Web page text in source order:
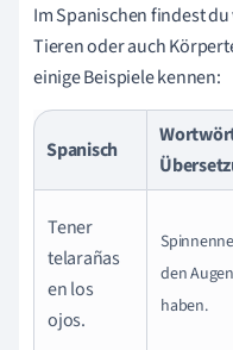
Im Spanischen findest
Tieren oder auch
einige Beispiele kennen:
Spanisch
Tener
telarañas
en los
ojos.
denAugen
haben.